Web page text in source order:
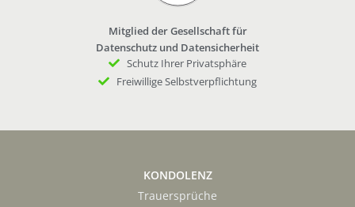
Mitglied der Gesellschaft für
Datenschutz und Datensicherheit
Schutz Ihrer Privatsphäre
Freiwillige Selbstverpflichtung
KONDOLENZ
Trauersprüche